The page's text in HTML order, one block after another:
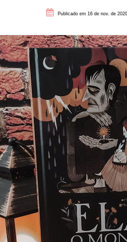
Publicado em 16 de nov. de 2020